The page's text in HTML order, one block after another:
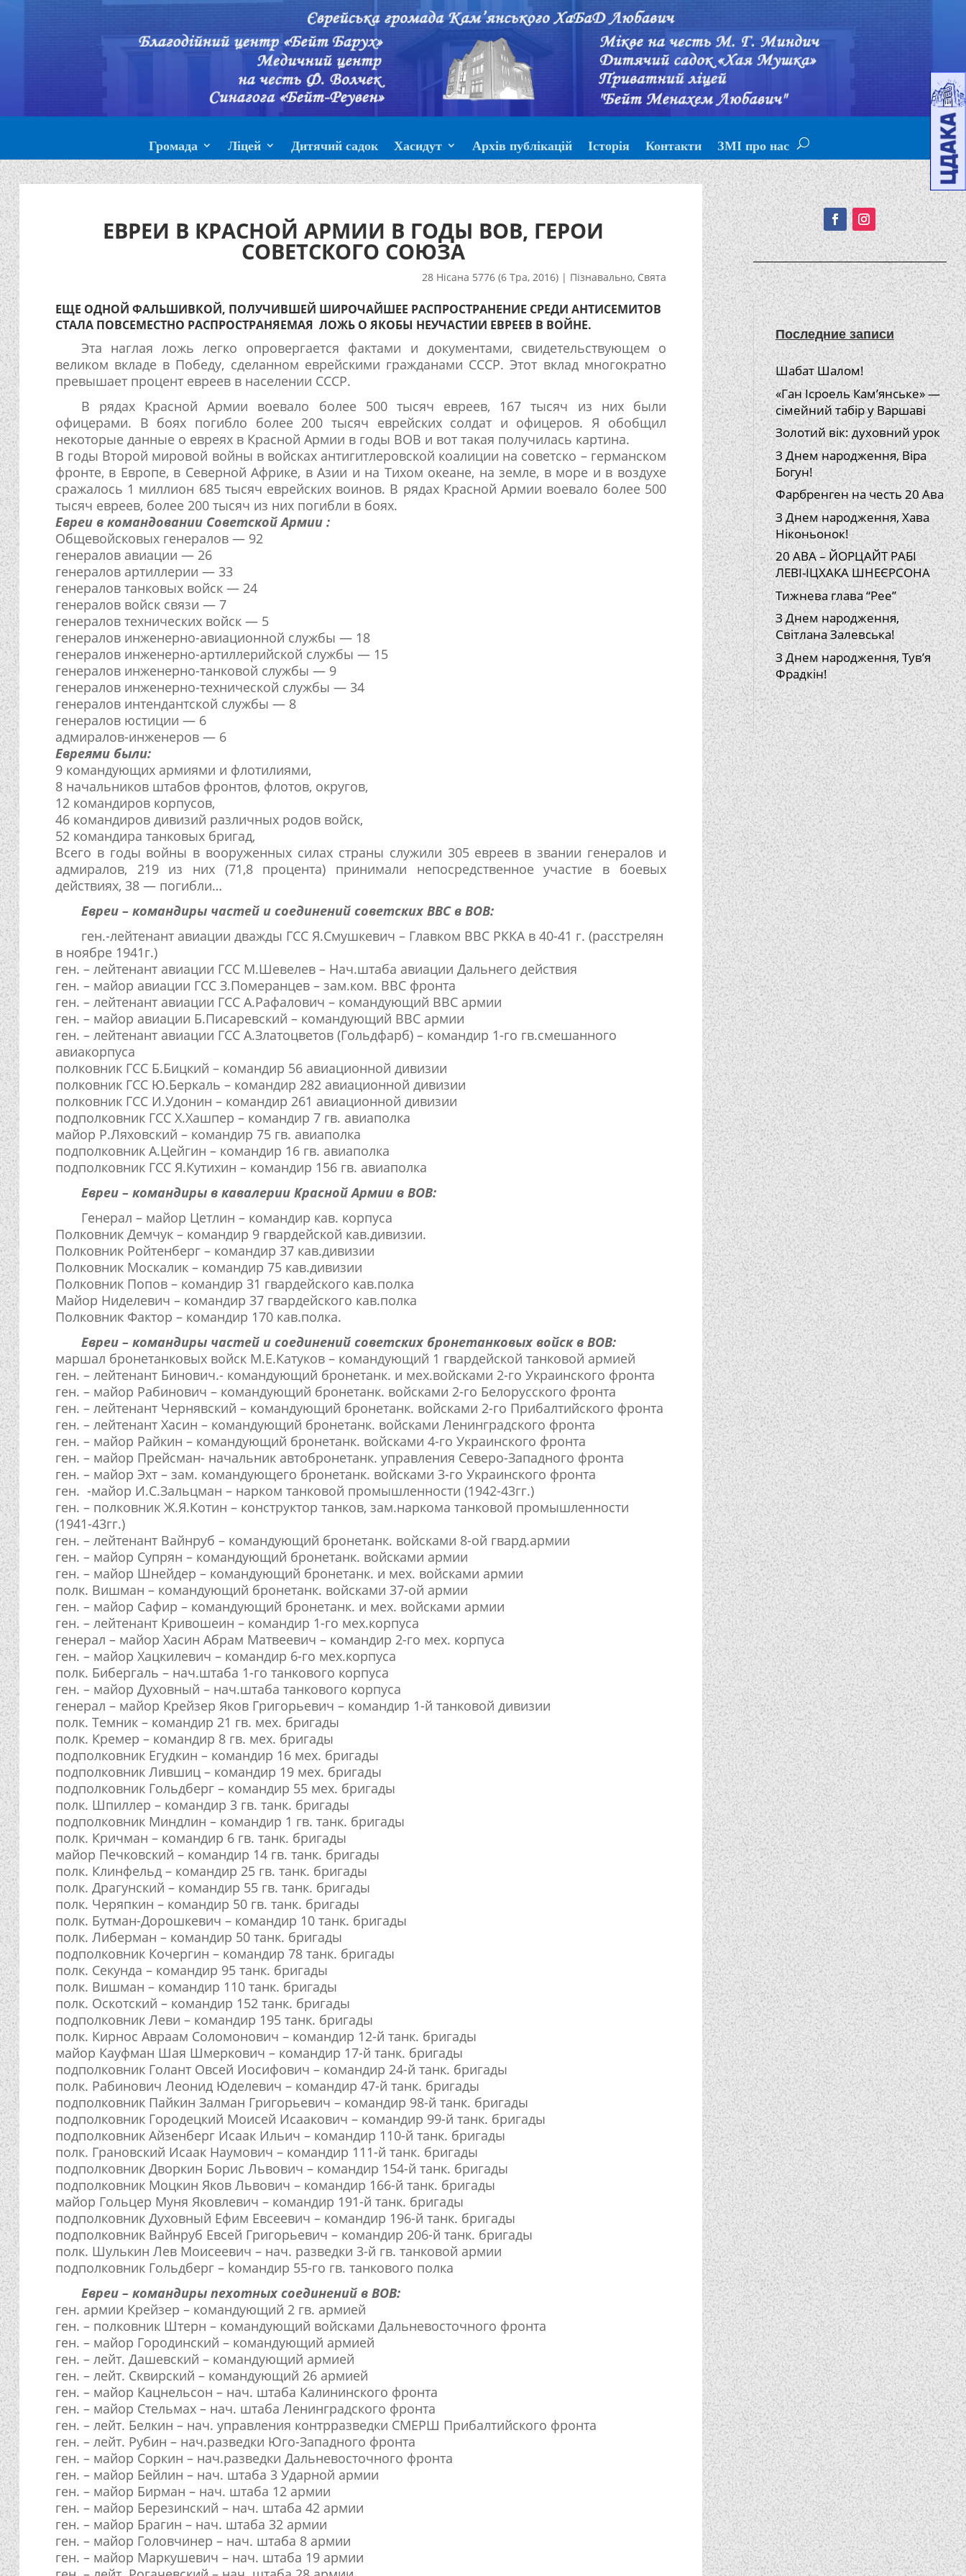
Громада Ліцей Дитячий садок Хасидут Архів публікацій Історія Контакти ЗМІ про нас
ЕВРЕИ В КРАСНОЙ АРМИИ В ГОДЫ ВОВ, ГЕРОИ
СОВЕТСКОГО СОЮЗА
28 Нісана 5776 (6 Тра, 2016)| Пізнавально, Свята
ЕЩЕ ОДНОЙ ФАЛЬШИВКОЙ, ПОЛУЧИВШЕЙ ШИРОЧАЙШЕЕ РАСПРОСТРАНЕНИЕ СРЕДИ АНТИСЕМИТОВ
СТАЛА ПОВСЕМЕСТНО РАСПРОСТРАНЯЕМАЯ ЛОЖЬ О ЯКОБЫ НЕУЧАСТИИ ЕВРЕЕВ В ВОЙНЕ.
Эта наглая ложь легко опровергается фактами и документами, свидетельствующем о
великом вкладе в Победу, сделанном еврейскими гражданами СССР. Этот вклад многократно
превышает процент евреев в населении СССР.
В рядах Красной Армии воевало более 500 тысяч евреев, 167 тысяч из них были
офицерами. В боях погибло более 200 тысяч еврейских солдат и офицеров. Я обобщил
некоторые данные о евреях в Красной Армии в годы ВОВ и вот такая получилась картина.
В годы Второй мировой войны в войсках антигитлеровской коалиции на советско – германском
фронте, в Европе, в Северной Африке, в Азии и на Тихом океане, на земле, в море и в воздухе
сражалось 1 миллион 685 тысяч еврейских воинов. В рядах Красной Армии воевало более 500
тысяч евреев, более 200 тысяч из них погибли в боях.
Евреи в командовании Советской Армии :
Общевойсковых генералов — 92
генералов авиации — 26
генералов артиллерии — 33
генералов танковых войск — 24
генералов войск связи — 7
генералов технических войск — 5
генералов инженерно-авиационной службы — 18
генералов инженерно-артиллерийской службы — 15
генералов инженерно-танковой службы — 9
генералов инженерно-технической службы — 34
генералов интендантской службы — 8
генералов юстиции — 6
адмиралов-инженеров — 6
Евреями были:
9 командующих армиями и флотилиями,
8 начальников штабов фронтов, флотов, округов,
12 командиров корпусов,
46 командиров дивизий различных родов войск,
52 командира танковых бригад,
Всего в годы войны в вооруженных силах страны служили 305 евреев в звании генералов и
адмиралов, 219 из них (71,8 процента) принимали непосредственное участие в боевых
действиях, 38 — погибли…
Евреи – командиры частей и соединений советских ВВС в ВОВ:
ген.-лейтенант авиации дважды ГСС Я.Смушкевич – Главком ВВС РККА в 40-41 г. (расстрелян
в ноябре 1941г.)
ген. – лейтенант авиации ГСС М.Шевелев – Нач.штаба авиации Дальнего действия
ген. – майор авиации ГСС З.Померанцев – зам.ком. ВВС фронта
ген. – лейтенант авиации ГСС А.Рафалович – командующий ВВС армии
ген. – майор авиации Б.Писаревский – командующий ВВС армии
ген. – лейтенант авиации ГСС А.Златоцветов (Гольдфарб) – командир 1-го гв.смешанного
авиакорпуса
полковник ГСС Б.Бицкий – командир 56 авиационной дивизии
полковник ГСС Ю.Беркаль – командир 282 авиационной дивизии
полковник ГСС И.Удонин – командир 261 авиационной дивизии
подполковник ГСС Х.Хашпер – командир 7 гв. авиаполка
майор Р.Ляховский – командир 75 гв. авиаполка
подполковник А.Цейгин – командир 16 гв. авиаполка
подполковник ГСС Я.Кутихин – командир 156 гв. авиаполка
Евреи – командиры в кавалерии Красной Армии в ВОВ:
Генерал – майор Цетлин – командир кав. корпуса
Полковник Демчук – командир 9 гвардейской кав.дивизии.
Полковник Ройтенберг – командир 37 кав.дивизии
Полковник Москалик – командир 75 кав.дивизии
Полковник Попов – командир 31 гвардейского кав.полка
Майор Ниделевич – командир 37 гвардейского кав.полка
Полковник Фактор – командир 170 кав.полка.
Евреи – командиры частей и соединений советских бронетанковых войск в ВОВ:
маршал бронетанковых войск М.Е.Катуков – командующий 1 гвардейской танковой армией
ген. – лейтенант Бинович.- командующий бронетанк. и мех.войсками 2-го Украинского фронта
ген. – майор Рабинович – командующий бронетанк. войсками 2-го Белорусского фронта
ген. – лейтенант Чернявский – командующий бронетанк. войсками 2-го Прибалтийского фронта
ген. – лейтенант Хасин – командующий бронетанк. войсками Ленинградского фронта
ген. – майор Райкин – командующий бронетанк. войсками 4-го Украинского фронта
ген. – майор Прейсман- начальник автобронетанк. управления Северо-Западного фронта
ген. – майор Эхт – зам. командующего бронетанк. войсками 3-го Украинского фронта
ген. -майор И.С.Зальцман – нарком танковой промышленности (1942-43гг.)
ген. – полковник Ж.Я.Котин – конструктор танков, зам.наркома танковой промышленности
(1941-43гг.)
ген. – лейтенант Вайнруб – командующий бронетанк. войсками 8-ой гвард.армии
ген. – майор Супрян – командующий бронетанк. войсками армии
ген. – майор Шнейдер – командующий бронетанк. и мех. войсками армии
полк. Вишман – командующий бронетанк. войсками 37-ой армии
ген. – майор Сафир – командующий бронетанк. и мех. войсками армии
ген. – лейтенант Кривошеин – командир 1-го мех.корпуса
генерал – майор Хасин Абрам Матвеевич – командир 2-го мех. корпуса
ген. – майор Хацкилевич – командир 6-го мех.корпуса
полк. Бибергаль – нач.штаба 1-го танкового корпуса
ген. – майор Духовный – нач.штаба танкового корпуса
генерал – майор Крейзер Яков Григорьевич – командир 1-й танковой дивизии
полк. Темник – командир 21 гв. мех. бригады
полк. Кремер – командир 8 гв. мех. бригады
подполковник Егудкин – командир 16 мех. бригады
подполковник Лившиц – командир 19 мех. бригады
подполковник Гольдберг – командир 55 мех. бригады
полк. Шпиллер – командир 3 гв. танк. бригады
подполковник Миндлин – командир 1 гв. танк. бригады
полк. Кричман – командир 6 гв. танк. бригады
майор Печковский – командир 14 гв. танк. бригады
полк. Клинфельд – командир 25 гв. танк. бригады
полк. Драгунский – командир 55 гв. танк. бригады
полк. Черяпкин – командир 50 гв. танк. бригады
полк. Бутман-Дорошкевич – командир 10 танк. бригады
полк. Либерман – командир 50 танк. бригады
подполковник Кочергин – командир 78 танк. бригады
полк. Секунда – командир 95 танк. бригады
полк. Вишман – командир 110 танк. бригады
полк. Оскотский – командир 152 танк. бригады
подполковник Леви – командир 195 танк. бригады
полк. Кирнос Авраам Соломонович – командир 12-й танк. бригады
майор Кауфман Шая Шмеркович – командир 17-й танк. бригады
подполковник Голант Овсей Иосифович – командир 24-й танк. бригады
полк. Рабинович Леонид Юделевич – командир 47-й танк. бригады
подполковник Пайкин Залман Григорьевич – командир 98-й танк. бригады
подполковник Городецкий Моисей Исаакович – командир 99-й танк. бригады
подполковник Айзенберг Исаак Ильич – командир 110-й танк. бригады
полк. Грановский Исаак Наумович – командир 111-й танк. бригады
подполковник Дворкин Борис Львович – командир 154-й танк. бригады
подполковник Моцкин Яков Львович – командир 166-й танк. бригады
майор Гольцер Муня Яковлевич – командир 191-й танк. бригады
подполковник Духовный Ефим Евсеевич – командир 196-й танк. бригады
подполковник Вайнруб Евсей Григорьевич – командир 206-й танк. бригады
полк. Шулькин Лев Моисеевич – нач. разведки 3-й гв. танковой армии
подполковник Гольдберг – kомандир 55-го гв. танкового полка
Евреи – командиры пехотных соединений в ВОВ:
ген. армии Крейзер – командующий 2 гв. армией
ген. – полковник Штерн – командующий войсками Дальневосточного фронта
ген. – майор Городинский – командующий армией
ген. – лейт. Дашевский – командующий армией
ген. – лейт. Сквирский – командующий 26 армией
ген. – майор Кацнельсон – нач. штаба Калининского фронта
ген. – майор Стельмах – нач. штаба Ленинградского фронта
ген. – лейт. Белкин – нач. управления контрразведки СМЕРШ Прибалтийского фронта
ген. – лейт. Рубин – нач.разведки Юго-Западного фронта
ген. – майор Соркин – нач.разведки Дальневосточного фронта
ген. – майор Бейлин – нач. штаба 3 Ударной армии
ген. – майор Бирман – нач. штаба 12 армии
ген. – майор Березинский – нач. штаба 42 армии
ген. – майор Брагин – нач. штаба 32 армии
ген. – майор Головчинер – нач. штаба 8 армии
ген. – майор Маркушевич – нач. штаба 19 армии
Подписывайтесь!
Последние записи
Шабат Шалом!
«Ган Ісроель Кам’янське» —
сімейний табір у Варшаві
Золотий вік: духовний урок
З Днем народження, Віра
Богун!
Фарбренген на честь 20 Ава
З Днем народження, Хава
Ніконьонок!
20 АВА – ЙОРЦАЙТ РАБІ
ЛЕВІ-ІЦХАКА ШНЕЄРСОНА
Тижнева глава “Рее”
З Днем народження,
Світлана Залевська!
З Днем народження, Тув’я
Фрадкін!